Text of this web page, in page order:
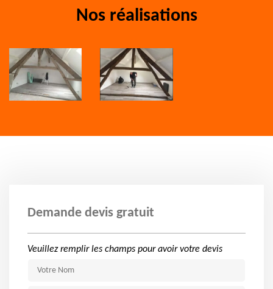
Nos réalisations
Demande devis gratuit
Veuillez remplir les champs pour avoir votre devis